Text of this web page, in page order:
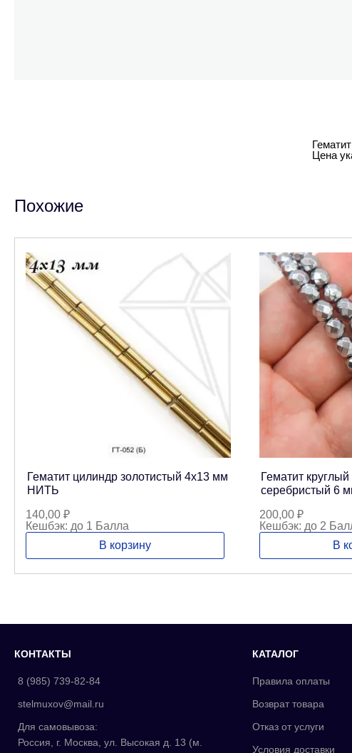
Цена
Похожие
Гематит цилиндр золотистый 4х13 мм
НИТЬ
140,00 ₽
Кешбэк: до 1 Балла
В корзину
Гематит круглый
серебристый 6
200,00 ₽
Кешбэк: до 2
В
КОНТАКТЫ
8 (985) 739-82-84
stelmuxov@mail.ru
Для самовывоза:
Россия, г. Москва, ул. Высокая д. 13 (м.
КАТАЛОГ
Правила оплаты
Возврат товара
Отказ от услуги
Условия доставки